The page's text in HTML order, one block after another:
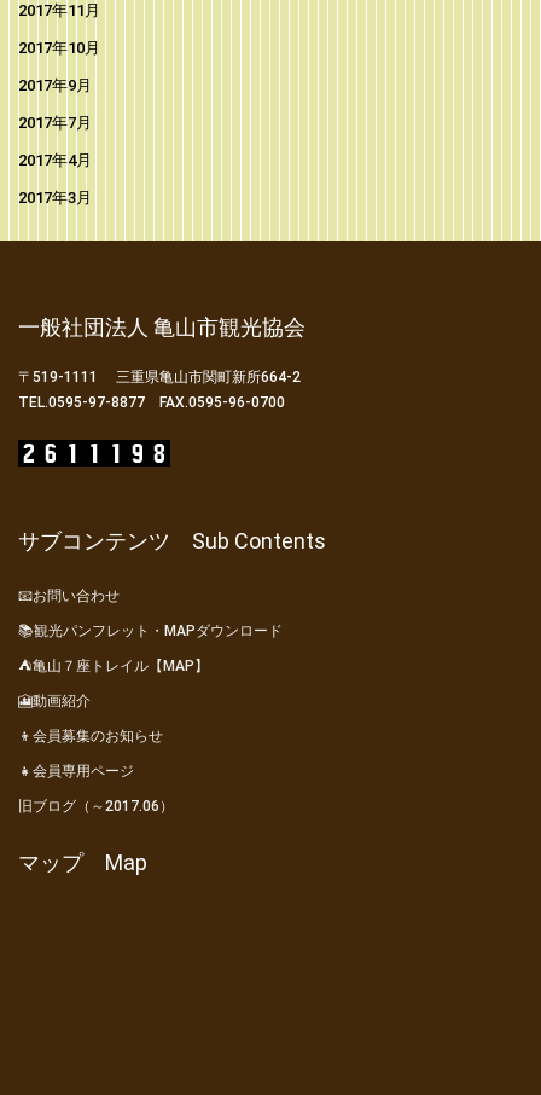
2017年11月
2017年10月
2017年9月
2017年7月
2017年4月
2017年3月
一般社団法人 亀山市観光協会
〒519-1111 三重県亀山市関町新所664-2
TEL.0595-97-8877 FAX.0595-96-0700
サブコンテンツ Sub Contents
📧お問い合わせ
📚観光パンフレット・MAPダウンロード
⛺亀山７座トレイル【MAP】
🎦動画紹介
👦会員募集のお知らせ
👧会員専用ページ
旧ブログ（～2017.06）
マップ Map